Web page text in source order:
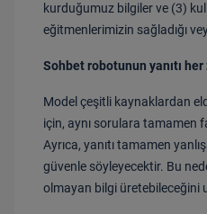
kurduğumuz bilgiler ve (3)
eğitmenlerimizin sağladığı
Sohbet robotunun yanıtı
Model çeşitli kaynaklardan
için, aynı sorulara tamamen
Ayrıca, yanıtı tamamen
güvenle söyleyecektir. Bu
olmayan bilgi üretebileceğini